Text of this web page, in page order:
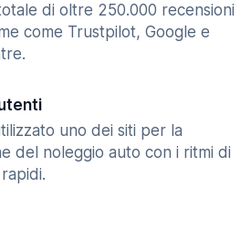
di oltre 250.000 recensioni
come Trustpilot, Google e
uno dei siti per la
del noleggio auto con i ritmi di